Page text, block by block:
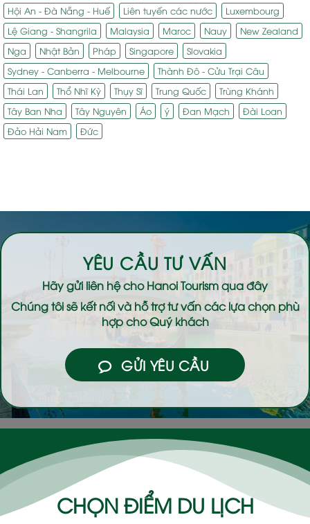
Hội An - Đà Nẵng - Huế
Liên tuyến các nước
Luxembourg
Lệ Giang - Shangrila
Malaysia Maroc Nauy
New Zealand
Nga
Nhật Bản Pháp Singapore
Slovakia
Sydney - Canberra - Melbourne
Thành Đô - Cửu Trại Câu
Thái Lan
Thổ Nhĩ Kỳ Thụy Sĩ Trung Quốc
Trùng Khánh
Tây Ban Nha
Tây Nguyên Áo ý Đan Mạch
Đài Loan
Đảo Hải Nam
Đức
YÊU CẦU TƯ VẤN
Hãy gửi liên hệ choHanoi Tourismqua đây
Chúng tôi sẽ kết nối và hỗ trợ tư vấn các lựa chọn phù
hợp cho Quý khách
GỬI YÊU CẦU
CHỌN ĐIỂM DU LỊCH